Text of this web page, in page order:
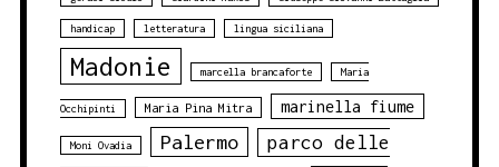
handicap letteratura lingua siciliana
Madonie marcella brancaforte Maria
Occhipinti Maria Pina Mitra marinella fiume
Moni Ovadia Palermo
parco delle